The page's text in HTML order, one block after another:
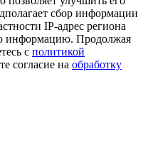
сбор информации
IP-адрес региона
информацию. Продолжая
с политикой
согласие на обработку